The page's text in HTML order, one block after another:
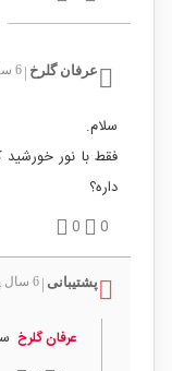
عرفان گلرخ 6 سال پیش
سلام.
فقط با نور
داره؟
0
0
پشتیبانی 6 سال پیش
عرفان گلرخ